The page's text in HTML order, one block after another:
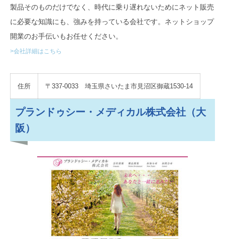
製品そのものだけでなく、時代に乗り遅れないためにネット販売
に必要な知識にも、強みを持っている会社です。ネットショップ
開業のお手伝いもお任せください。
>会社詳細はこちら
住所 〒337-0033 埼玉県さいたま市見沼区御蔵1530-14
プランドゥシー・メディカル株式会社（大
阪）